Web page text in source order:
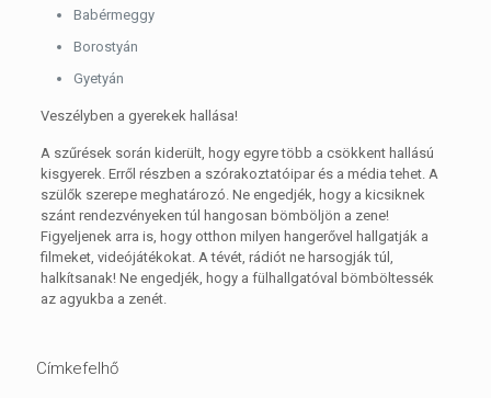
Babérmeggy
Borostyán
Gyetyán
Veszélyben a gyerekek hallása!
A szűrések során kiderült, hogy egyre több a csökkent hallású
kisgyerek. Erről részben a szórakoztatóipar és a média tehet. A
szülők szerepe meghatározó. Ne engedjék, hogy a kicsiknek
szánt rendezvényeken túl hangosan bömböljön a zene!
Figyeljenek arra is, hogy otthon milyen hangerővel hallgatják a
filmeket, videójátékokat. A tévét, rádiót ne harsogják túl,
halkítsanak! Ne engedjék, hogy a fülhallgatóval bömböltessék
az agyukba a zenét.
Címkefelhő